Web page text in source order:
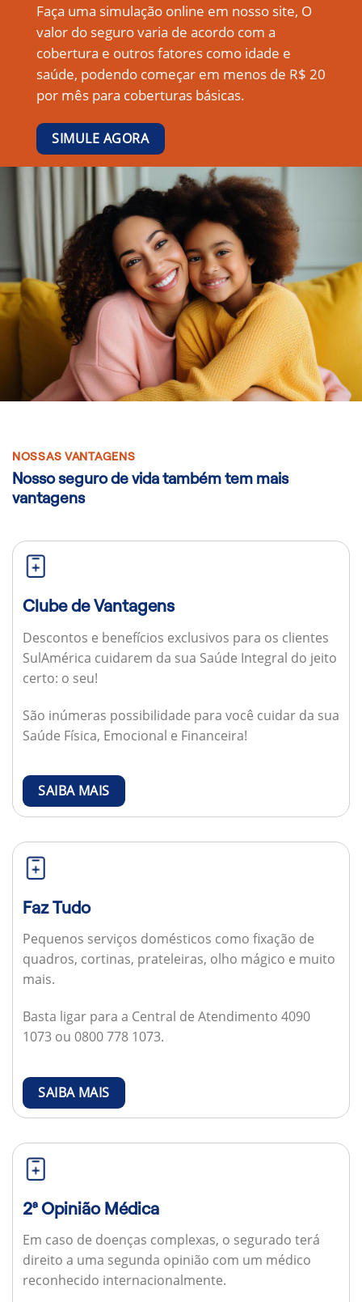
Faça uma simulação online em nosso site, O
valor do seguro varia de acordo com a
cobertura e outros fatores como idade e
saúde, podendo começar em menos de R$ 20
por mês para coberturas básicas.
SIMULE AGORA
NOSSAS VANTAGENS
Nosso seguro de vida também tem mais
vantagens
Clube de Vantagens
Descontos e benefícios exclusivos para os clientes
SulAmérica cuidarem da sua Saúde Integral do jeito
certo: o seu!
São inúmeras possibilidade para você cuidar da sua
Saúde Física, Emocional e Financeira!
SAIBA MAIS
Faz Tudo
Pequenos serviços domésticos como fixação de
quadros, cortinas, prateleiras, olho mágico e muito
mais.
Basta ligar para a Central de Atendimento 4090
1073 ou 0800 778 1073.
SAIBA MAIS
2ª Opinião Médica
Em caso de doenças complexas, o segurado terá
direito a uma segunda opinião com um médico
reconhecido internacionalmente.